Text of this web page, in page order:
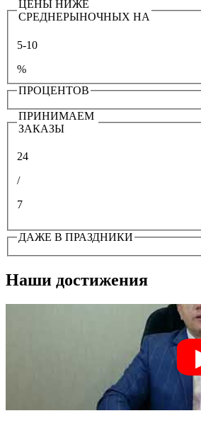
ЦЕНЫ НИЖЕ
СРЕДНЕРЫНОЧНЫХ НА
5-10
%
ПРОЦЕНТОВ
ПРИНИМАЕМ
ЗАКАЗЫ
24
/
7
ДАЖЕ В ПРАЗДНИКИ
Наши достижения